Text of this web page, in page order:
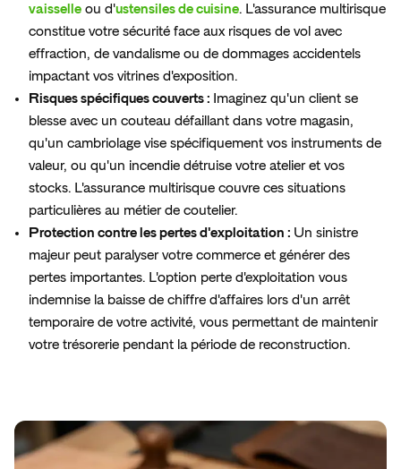
vaisselle ou d'ustensiles de cuisine. L'assurance multirisque
constitue votre sécurité face aux risques de vol avec
effraction, de vandalisme ou de dommages accidentels
impactant vos vitrines d'exposition.
Risques spécifiques couverts : Imaginez qu'un client se
blesse avec un couteau défaillant dans votre magasin,
qu'un cambriolage vise spécifiquement vos instruments de
valeur, ou qu'un incendie détruise votre atelier et vos
stocks. L'assurance multirisque couvre ces situations
particulières au métier de coutelier.
Protection contre les pertes d'exploitation : Un sinistre
majeur peut paralyser votre commerce et générer des
pertes importantes. L'option perte d'exploitation vous
indemnise la baisse de chiffre d'affaires lors d'un arrêt
temporaire de votre activité, vous permettant de maintenir
votre trésorerie pendant la période de reconstruction.